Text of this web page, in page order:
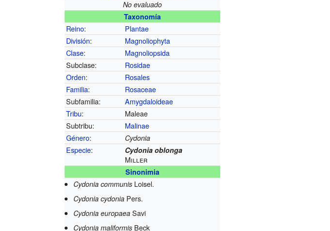
No evaluado
Taxonomía
Reino:
Plantae
División:
Magnoliophyta
Clase:
Magnoliopsida
Subclase:
Rosidae
Orden:
Rosales
Familia:
Rosaceae
Subfamilia:
Amygdaloideae
Tribu:
Maleae
Subtribu:
Malinae
Género: Cydonia
Especie: Cydonia oblonga
Miller
Sinonimia
Cydonia communisLoisel.
Cydonia cydoniaPers.
Cydonia europaeaSavi
Cydonia maliformisBeck